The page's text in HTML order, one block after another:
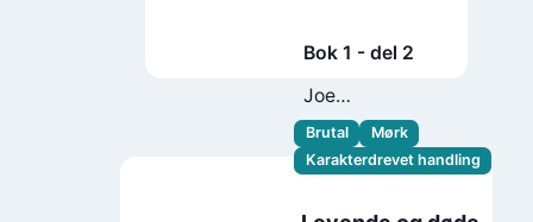
Bok 1 - del 2
Joe
Abercrombie
Brutal
Mørk
Karakterdrevet handling